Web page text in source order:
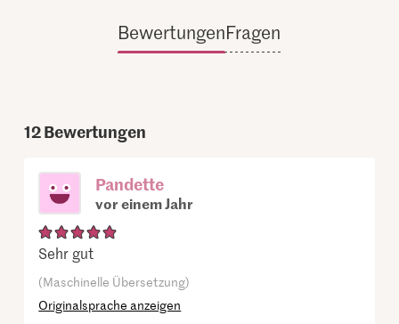
BewertungenFragen
12Bewertungen
Pandette
vor einem Jahr
Sehr gut
(Maschinelle Übersetzung)
Originalsprache anzeigen